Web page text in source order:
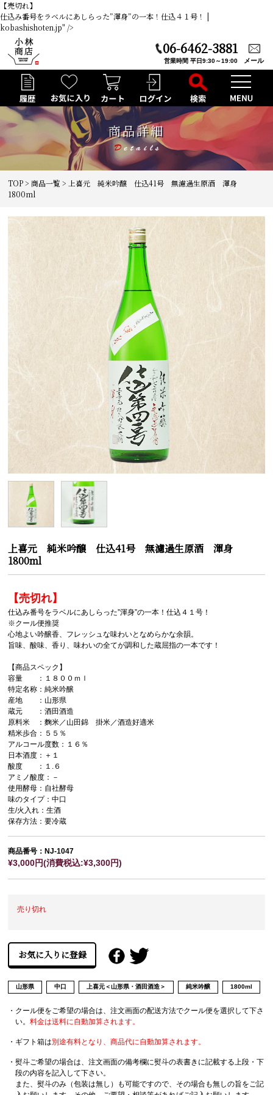
【売切れ】
仕込み番号をラベルにあしらった”渾身”の一本！仕込４１号！ |
kobashishoten.jp" />
メール
06-6462-3881
営業時間 平日9:30～19:00
商品詳細
TOP>商品一覧 > 上喜元 純米吟醸 仕込41号 無濾過生原酒 渾身
1800ml
上喜元 純米吟醸 仕込41号 無濾過生原酒 渾身
1800ml
【売切れ】
仕込み番号をラベルにあしらった”渾身”の一本！仕込４１号！
※クール便推奨
心地よい吟醸香、フレッシュな味わいとなめらかな余韻。
旨味、酸味、香り、味わいの全てが調和した蔵屈指の一本です！
【商品スペック】
容量 ：１８００ｍｌ
特定名称：純米吟醸
産地 ：山形県
蔵元 ：酒田酒造
原料米 ：麴米／山田錦 掛米／酒造好適米
精米歩合：５５％
アルコール度数：１６％
日本酒度：＋１
酸度 ：１.６
アミノ酸度：－
使用酵母：自社酵母
味のタイプ：中口
生/火入れ：生酒
保存方法：要冷蔵
商品番号：NJ-1047
¥3,000円(消費税込:¥3,300円)
売り切れ
山形県 中口 上喜元＜山形県・酒田酒造＞ 純米吟醸 1800ml
・クール便をご希望の場合は、注文画面の配送方法でクール便を選択して下さ
い。料金は送料に自動加算されます。
・ギフト箱は別途有料となり、商品代に自動加算されます。
・熨斗ご希望の場合は、注文画面の備考欄に熨斗の表書きに記載する上段・下
段の内容を記入して下さい。
また、熨斗のみ（包装は無し）も可能ですので、その場合も無しの旨をご記